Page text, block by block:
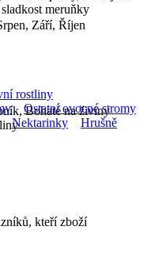
Září, Říjen
Bohaté na živiny
meruňky
rostliny
Ostatní ovocné stromy
Nektarinky
Hrušně
kteří zboží